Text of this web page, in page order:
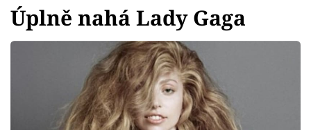
Showbyznys
Youtubeři
Úplně nahá Lady Gaga